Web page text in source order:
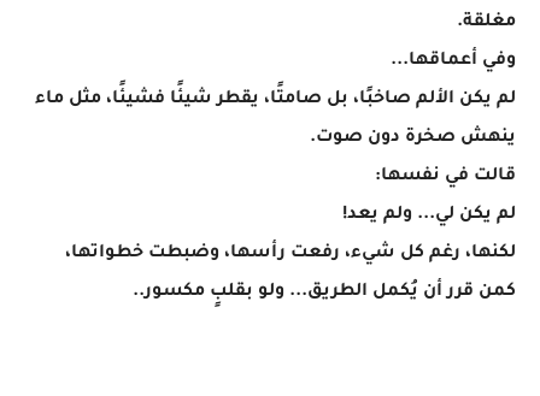
مغلقة.
وفي أعماقها...
لم يكن الألم صاخبًا، بل صامتًا، يقطر شيئًا فشيئًا، مثل ماء
ينهش صخرة دون صوت.
قالت في نفسها:
لم يكن لي... ولم يعد!
لكنها، رغم كل شيء، رفعت رأسها، وضبطت خطواتها،
كمن قرر أن يُكمل الطريق... ولو بقلبٍ مكسور..